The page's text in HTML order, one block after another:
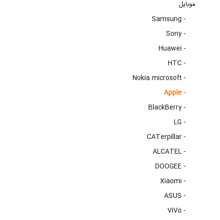
موبایل
Samsung -
Sony -
Huawei -
HTC -
Nokia microsoft -
Apple -
BlackBerry -
LG -
CATerpillar -
ALCATEL -
DOOGEE -
Xiaomi -
ASUS -
ViVo -